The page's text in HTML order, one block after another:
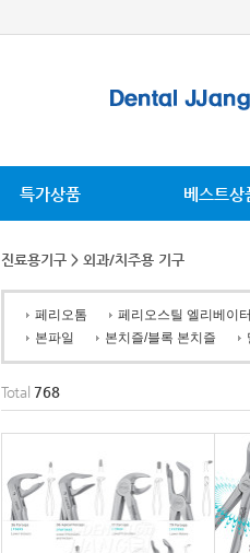
특가상품 베스트상
진료용기구 > 외과/치주용 기구
페리오톰
페리오스틸 엘리베이
본파일
본치즐/블록 본치즐
Total768